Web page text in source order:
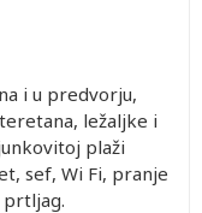
i u predvorju,
ležaljke i
plaži
sef, Wi Fi, pranje
prtljag.